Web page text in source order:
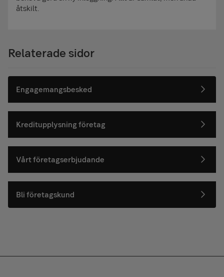
åtskilt.
Relaterade sidor
Engagemangsbesked
Kreditupplysning företag
Vårt företagserbjudande
Bli företagskund